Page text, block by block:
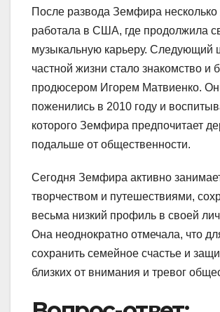
После развода Земфира несколько
работала в США, где продолжила
музыкальную карьеру. Следующий
частной жизни стало знакомство и
продюсером Игорем Матвиенко.
поженились в 2010 году и
которого Земфира предпочитает
подальше от общественности.
Сегодня Земфира активно
творчеством и путешествиями,
весьма низкий профиль в своей
Она неоднократно отмечала, что
сохранить семейное счастье и
близких от внимания и тревог